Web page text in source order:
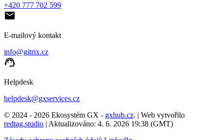
+420 777 702 599
email
E-mailový kontakt
info@gitrix.cz
support_agent
Helpdesk
helpdesk@gxservices.cz
© 2024 - 2026 Ekosystém GX - gxhub.cz. | Web vytvořilo
redtag.studio | Aktualizováno: 4. 6. 2026 19:38 (GMT)